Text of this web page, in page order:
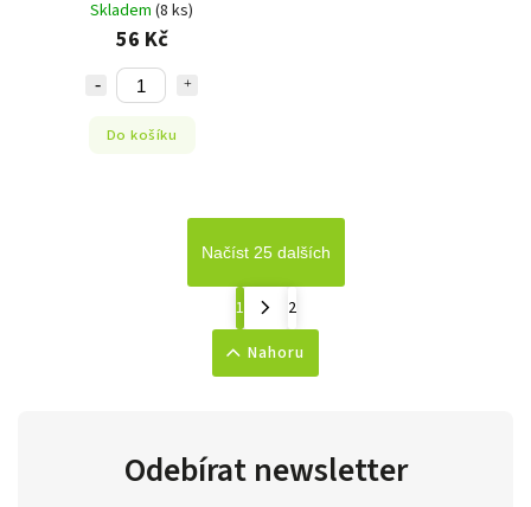
Skladem (8 ks)
56 Kč
Do košíku
Načíst 25 dalších
1
2
Nahoru
Odebírat newsletter